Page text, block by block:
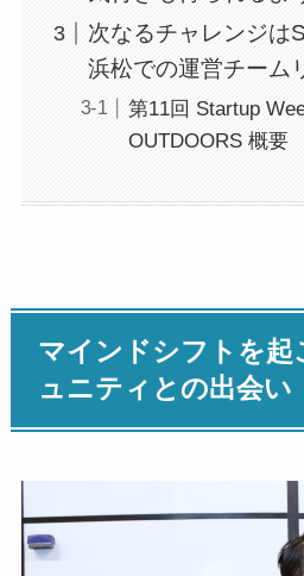
次なるチャレンジは
浜松での運営チーム
第11回 Startup
OUTDOORS 概要
マインドシフトを起
ュニティとの出会い